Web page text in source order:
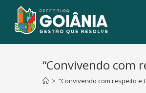
“Convivendo com
> “Convivendo com respeito e